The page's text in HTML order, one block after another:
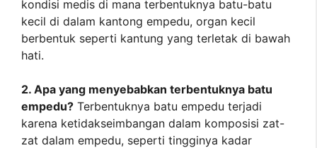
kondisi medis di mana terbentuknya batu-batu
kecil di dalam kantong empedu, organ kecil
berbentuk seperti kantung yang terletak di bawah
hati.
2. Apa yang menyebabkan terbentuknya batu
empedu? Terbentuknya batu empedu terjadi
karena ketidakseimbangan dalam komposisi zat-
zat dalam empedu, seperti tingginya kadar